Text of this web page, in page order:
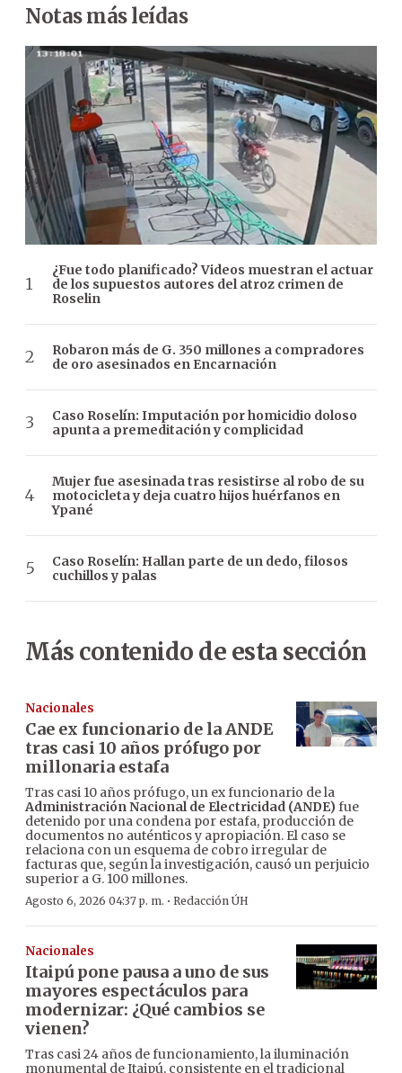
Notas más leídas
¿Fue todo planificado? Videos muestran el actuar
de los supuestos autores del atroz crimen de
Roselin
Robaron más de G. 350 millones a compradores
de oro asesinados en Encarnación
Caso Roselín: Imputación por homicidio doloso
apunta a premeditación y complicidad
Mujer fue asesinada tras resistirse al robo de su
motocicleta y deja cuatro hijos huérfanos en
Ypané
Caso Roselín: Hallan parte de un dedo, filosos
cuchillos y palas
Más contenido de esta sección
Nacionales
Cae ex funcionario de la ANDE
tras casi 10 años prófugo por
millonaria estafa
Tras casi 10 años prófugo, un ex funcionario de la
Administración Nacional de Electricidad (ANDE)fue
detenido por una condena por estafa, producción de
documentos no auténticos y apropiación. El caso se
relaciona con un esquema de cobro irregular de
facturas que, según la investigación, causó un perjuicio
superior a G. 100 millones.
Agosto 6, 2026 04:37 p. m. · Redacción ÚH
Nacionales
Itaipú pone pausa a uno de sus
mayores espectáculos para
modernizar: ¿Qué cambios se
vienen?
Tras casi 24 años de funcionamiento, la iluminación
monumental de Itaipú, consistente en el tradicional